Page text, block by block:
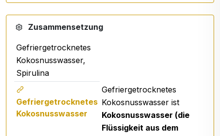
Zusammensetzung
Gefriergetrocknetes
Kokosnusswasser,
Spirulina
Gefriergetrocknetes
Kokosnusswasser
Gefriergetrocknetes
Kokosnusswasser ist
Kokosnusswasser (die
Flüssigkeit aus dem